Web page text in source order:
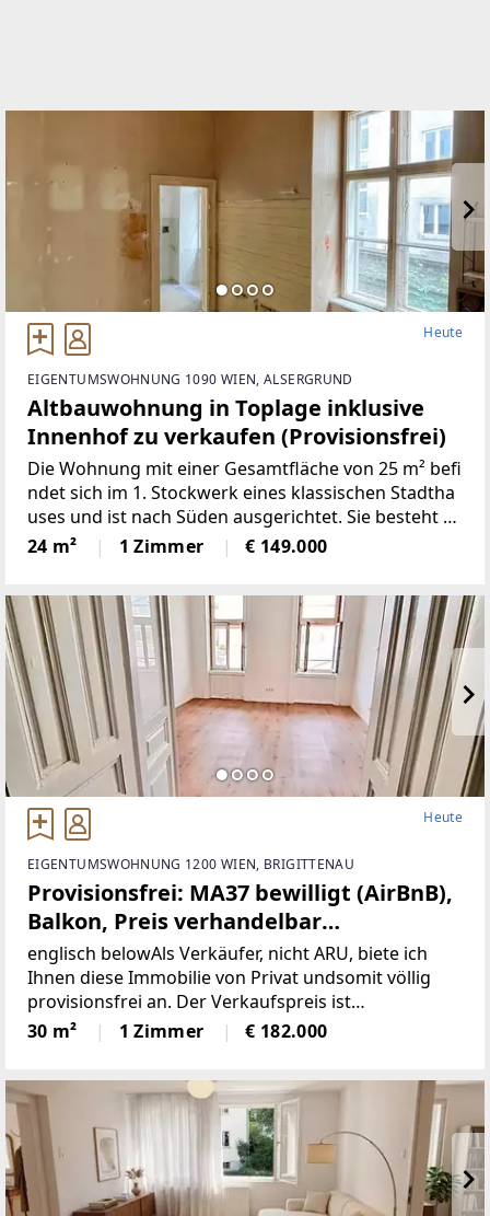
Heute
EIGENTUMSWOHNUNG 1090 WIEN, ALSERGRUND
Altbauwohnung in Toplage inklusive
Innenhof zu verkaufen (Provisionsfrei)
Die Wohnung mit einer Gesamtfläche von 25 m² befi
ndet sich im 1. Stockwerk eines klassischen Stadtha
uses und ist nach Süden ausgerichtet. Sie besteht a
us einem Vorraum, einer Küche, einem Badezimmer
und einem Wohn/Schlafzimmer. Die genaue Aufteilu
nplan entnommen werden. Die Wohnung ist renovie
rungsbedürftig. Der Wohnung ist grundbücherlich e
in eigener Innenhof zugeordnet.EckdatenRaumhöh
e:
24 m² 1 Zimmer € 149.000
Heute
EIGENTUMSWOHNUNG 1200 WIEN, BRIGITTENAU
Provisionsfrei: MA37 bewilligt (AirBnB),
Balkon, Preis verhandelbar
(Provisionsfrei)
englisch belowAls Verkäufer, nicht ARU, biete ich
Ihnen diese Immobilie von Privat undsomit völlig
provisionsfrei an. Der Verkaufspreis ist
verhandelbar. Ein goldenes Fundstück ist diese ca.
30 m² große
30 m² 1 Zimmer € 182.000